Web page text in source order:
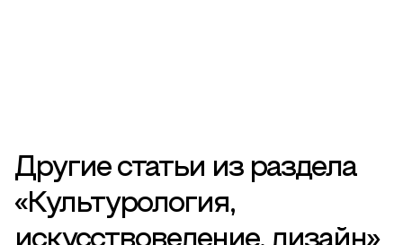
Другие статьи из раздела
«Культурология,